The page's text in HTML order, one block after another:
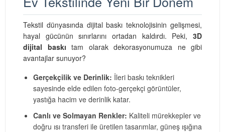
Tekstil dünyasında dijital baskı teknolojisinin gelişmesi,
hayal gücünün sınırlarını ortadan kaldırdı. Peki, 3D
dijital baskı tam olarak dekorasyonumuza ne gibi
avantajlar sunuyor?
Gerçekçilik ve Derinlik: İleri baskı teknikleri
sayesinde elde edilen foto-gerçekçi görüntüler,
yastığa hacim ve derinlik katar.
Canlı ve Solmayan Renkler: Kaliteli mürekkepler ve
doğru ısı transferi ile üretilen tasarımlar, güneş ışığına